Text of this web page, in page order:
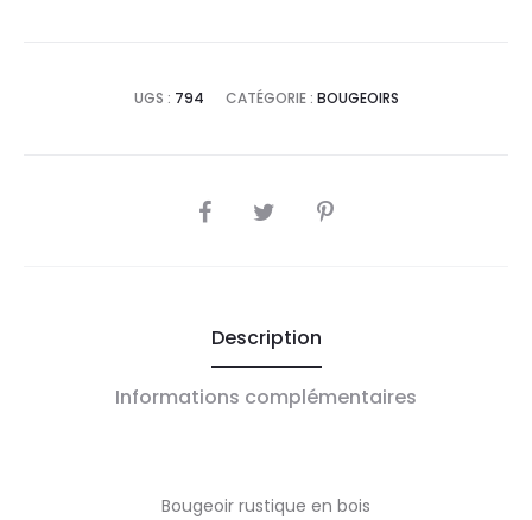
UGS : 794 CATÉGORIE : BOUGEOIRS
SHARE
Description
Informations complémentaires
Bougeoir rustique en bois